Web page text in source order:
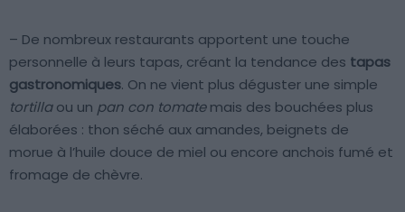
– De nombreux restaurants apportent une touche
personnelle à leurs tapas, créant la tendance des tapas
gastronomiques. On ne vient plus déguster une simple
tortillaou un pan con tomatemais des bouchées plus
élaborées : thon séché aux amandes, beignets de
morue à l’huile douce de miel ou encore anchois fumé et
fromage de chèvre.